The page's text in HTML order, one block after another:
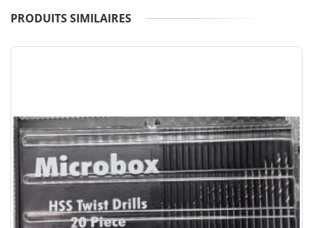
PRODUITS SIMILAIRES